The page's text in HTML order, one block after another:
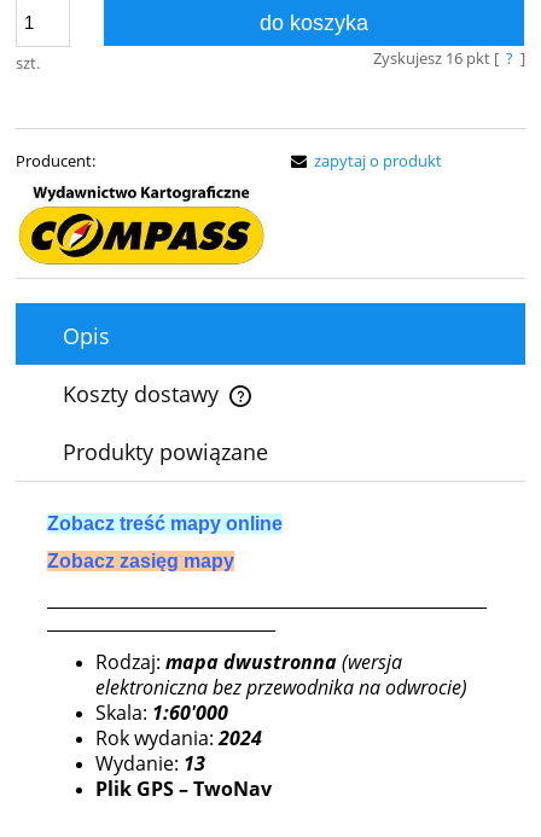
szt.
do koszyka
Zyskujesz 16pkt [ ? ]
Producent: zapytaj o produkt
Opis
Koszty dostawy
Cena nie zawiera ewentualnych kosztów płatności
Produkty powiązane
Zobacz treść mapy online
Zobacz zasięg mapy
Rodzaj: mapa dwustronna(wersja
elektroniczna bez przewodnika na odwrocie)
Skala: 1:60'000
Rok wydania:2024
Wydanie: 13
Plik GPS – TwoNav